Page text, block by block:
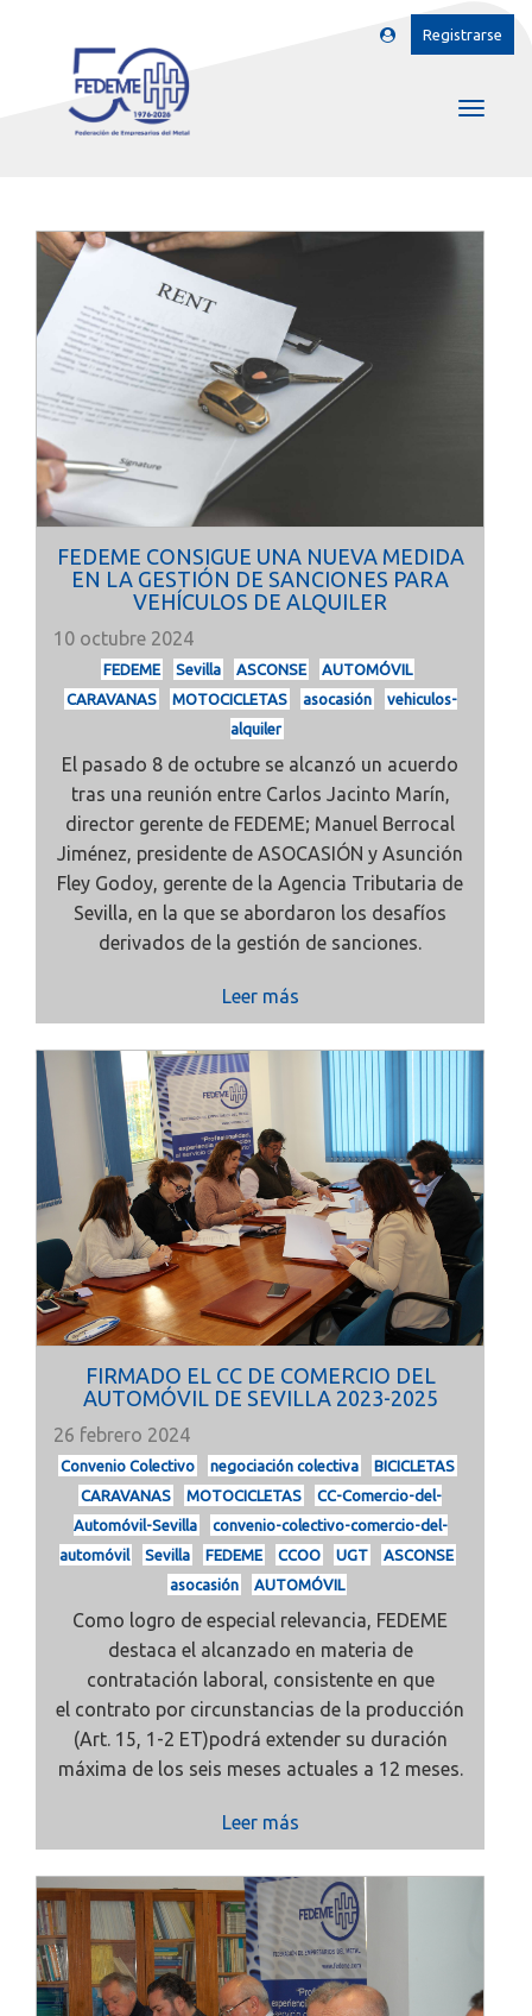
Registrarse
FEDEME CONSIGUE UNA NUEVA MEDIDA
EN LA GESTIÓN DE SANCIONES PARA
VEHÍCULOS DE ALQUILER
10 octubre 2024
FEDEME Sevilla ASCONSE
AUTOMÓVIL
CARAVANAS
MOTOCICLETAS asocasión
vehiculos-
alquiler
El pasado 8 de octubre se alcanzó un acuerdo
tras una reunión entre Carlos Jacinto Marín,
director gerente de FEDEME; Manuel Berrocal
Jiménez, presidente de ASOCASIÓN y Asunción
Fley Godoy, gerente de la Agencia Tributaria de
Sevilla, en la que se abordaron los desafíos
derivados de la gestión de sanciones.
Leer más
FIRMADO EL CC DE COMERCIO DEL
AUTOMÓVIL DE SEVILLA 2023-2025
26 febrero 2024
Convenio Colectivo negociación colectiva
BICICLETAS
CARAVANAS
MOTOCICLETAS
CC-Comercio-del-
Automóvil-Sevilla
convenio-colectivo-comercio-del-
automóvil
Sevilla FEDEME CCOO UGT
ASCONSE
asocasión
AUTOMÓVIL
Como logro de especial relevancia, FEDEME
destaca el alcanzado en materia de
contratación laboral, consistente en que
el contrato por circunstancias de la producción
(Art. 15, 1-2 ET)podrá extender su duración
máxima de los seis meses actuales a 12 meses.
Leer más